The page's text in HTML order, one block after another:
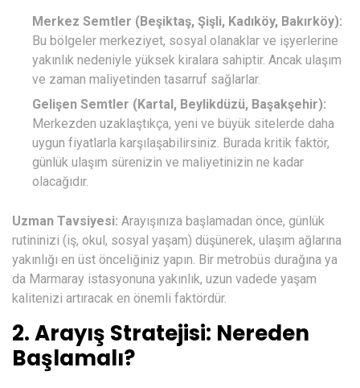
Merkez Semtler (Beşiktaş, Şişli, Kadıköy, Bakırköy):
Bu bölgeler merkeziyet, sosyal olanaklar ve işyerlerine
yakınlık nedeniyle yüksek kiralara sahiptir. Ancak ulaşım
ve zaman maliyetinden tasarruf sağlarlar.
Gelişen Semtler (Kartal, Beylikdüzü, Başakşehir):
Merkezden uzaklaştıkça, yeni ve büyük sitelerde daha
uygun fiyatlarla karşılaşabilirsiniz. Burada kritik faktör,
günlük ulaşım sürenizin ve maliyetinizin ne kadar
olacağıdır.
Uzman Tavsiyesi: Arayışınıza başlamadan önce, günlük
rutininizi (iş, okul, sosyal yaşam) düşünerek, ulaşım ağlarına
yakınlığı en üst önceliğiniz yapın. Bir metrobüs durağına ya
da Marmaray istasyonuna yakınlık, uzun vadede yaşam
kalitenizi artıracak en önemli faktördür.
2. Arayış Stratejisi: Nereden
Başlamalı?